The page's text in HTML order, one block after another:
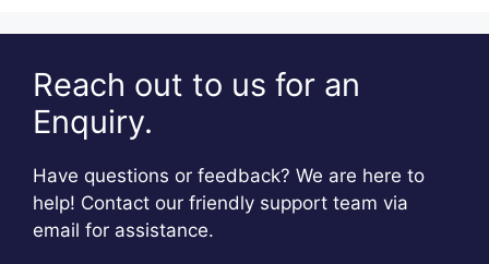
Reach out to us for an
Enquiry.
Have questions or feedback? We are here to
help! Contact our friendly support team via
email for assistance.